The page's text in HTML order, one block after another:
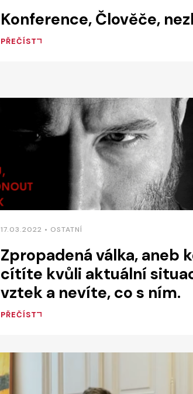
Konference, Člověče,
PŘEČÍST
17.03.2022 • OSTATNÍ
Zpropadená válka, aneb
cítíte kvůli aktuální
vztek a nevíte, co s ním.
PŘEČÍST